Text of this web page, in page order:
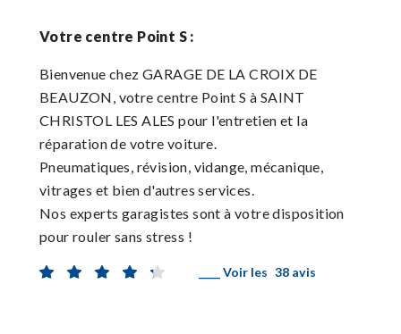
Votre centre Point S :
Bienvenue chez GARAGE DE LA CROIX DE
BEAUZON, votre centre Point S à SAINT
CHRISTOL LES ALES pour l'entretien et la
réparation de votre voiture.
Pneumatiques, révision, vidange, mécanique,
vitrages et bien d'autres services.
Nos experts garagistes sont à votre disposition
pour rouler sans stress !
____ Voir les 38 avis